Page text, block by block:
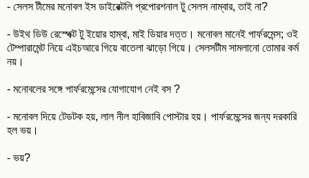
- সেলস টীমের মনোবল ইস ডাইরেক্টলি প্রপোরশনাল টু সেলস নাম্বার, তাই না?
- উইথ ডিউ রেস্পেক্ট টু ইয়োর হাম্বা, মাই ডিয়ার দত্ত। মনোবল মানেই পার্ফরমেন্স; ওই
টেম্পারামেন্ট নিয়ে এইচআরে গিয়ে বাতেলা ঝাড়ো গিয়ে। সেলসটীম সামলানো তোমার কর্ম
নয়।
- মনোবলের সঙ্গে পার্ফরমেন্সের যোগাযোগ নেই বস ?
- মনোবল দিয়ে টেডটক হয়, লাল নীল হাবিজাবি পোস্টার হয়। পার্ফরমেন্সের জন্য দরকারি
হল ভয়।
- ভয়?